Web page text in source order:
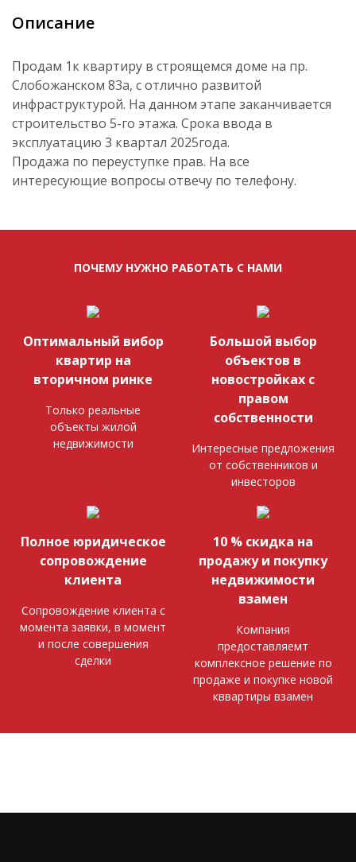
Описание
Продам 1к квартиру в строящемся доме на пр.
Слобожанском 83а, с отлично развитой
инфраструктурой. На данном этапе заканчивается
строительство 5-го этажа. Срока ввода в
эксплуатацию 3 квартал 2025года.
Продажа по переуступке прав. На все
интересующие вопросы отвечу по телефону.
ПОЧЕМУ НУЖНО РАБОТАТЬ С НАМИ
Оптимальный вибор
квартир на
вторичном ринке
Только реальные
объекты жилой
недвижимости
Большой выбор
объектов в
новостройках с
правом
собственности
Интересные предложения
от собственников и
инвесторов
Полное юридическое
сопровождение
клиента
Сопровождение клиента с
момента заявки, в момент
и после совершения
сделки
10 % скидка на
продажу и покупку
недвижимости
взамен
Компания
предоставляемт
комплексное решение по
продаже и покупке новой
кввартиры взамен